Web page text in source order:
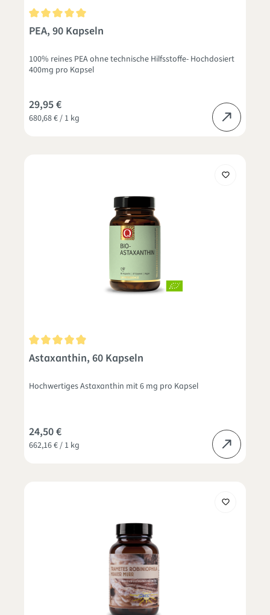
Durchschnittliche Bewertung von 5 von 5 Sternen
PEA, 90 Kapseln
100% reines PEA ohne technische Hilfsstoffe- Hochdosiert
400mg pro Kapsel
680,68 € / 1 kg
29,95 €
Durchschnittliche Bewertung von 4.9 von 5 Sternen
Astaxanthin, 60 Kapseln
Hochwertiges Astaxanthin mit 6 mg pro Kapsel
662,16 € / 1 kg
24,50 €